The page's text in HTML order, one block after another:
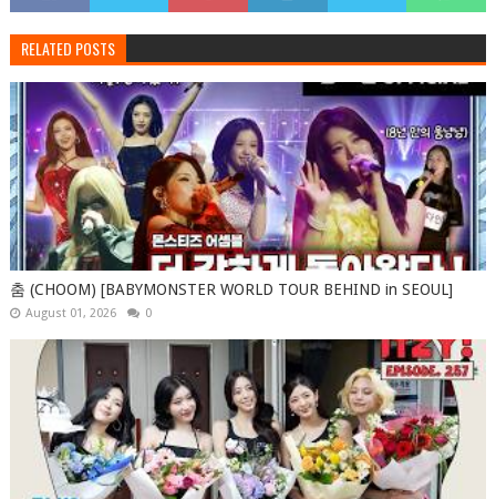
RELATED POSTS
춤 (CHOOM) [BABYMONSTER WORLD TOUR BEHIND in SEOUL]
August 01, 2026 0